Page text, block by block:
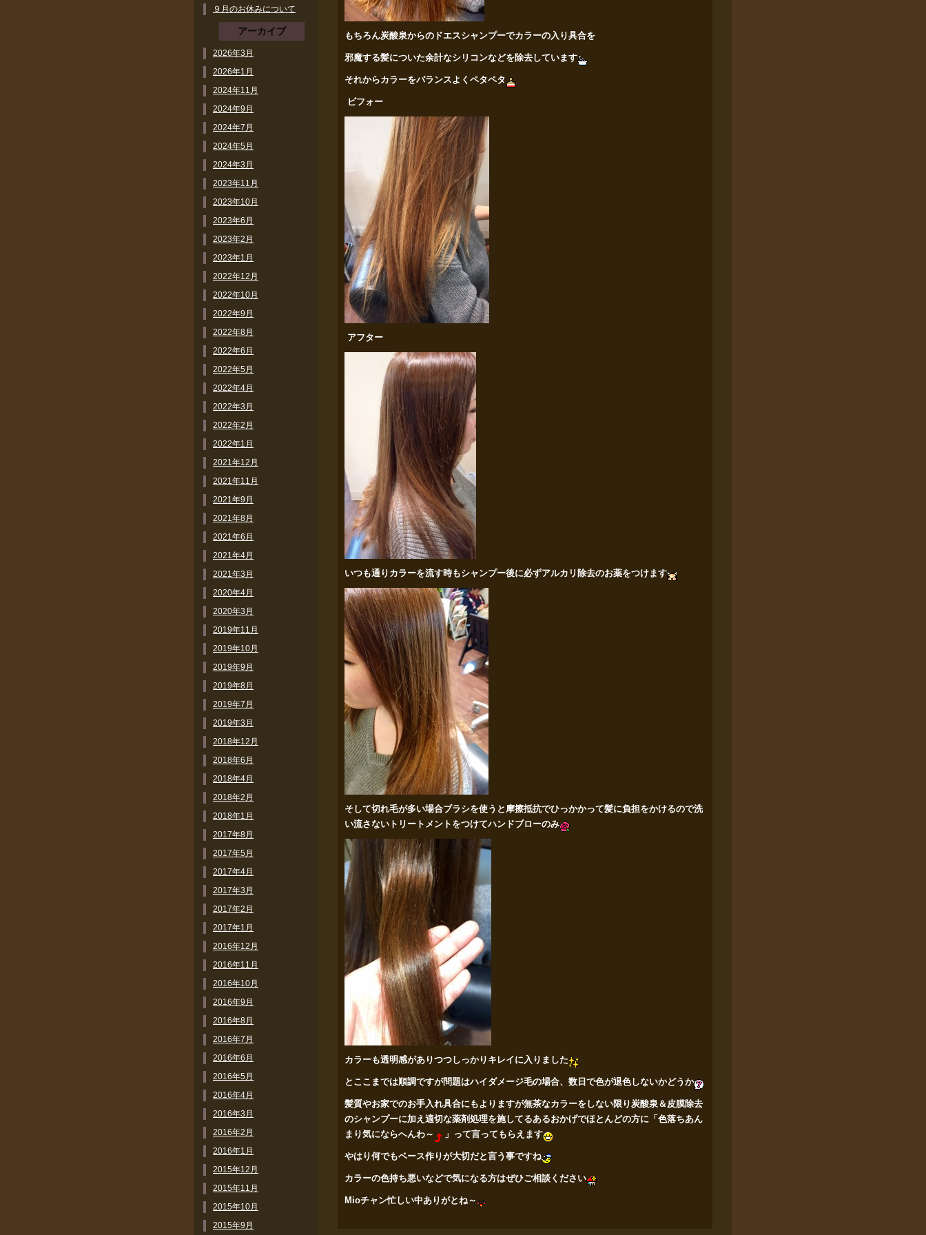
９月のお休みについて
アーカイブ
2026年3月
2026年1月
2024年11月
2024年9月
2024年7月
2024年5月
2024年3月
2023年11月
2023年10月
2023年6月
2023年2月
2023年1月
2022年12月
2022年10月
2022年9月
2022年8月
2022年6月
2022年5月
2022年4月
2022年3月
2022年2月
2022年1月
2021年12月
2021年11月
2021年9月
2021年8月
2021年6月
2021年4月
2021年3月
2020年4月
2020年3月
2019年11月
2019年10月
2019年9月
2019年8月
2019年7月
2019年3月
2018年12月
2018年6月
2018年4月
2018年2月
2018年1月
2017年8月
2017年5月
2017年4月
2017年3月
2017年2月
2017年1月
2016年12月
2016年11月
2016年10月
2016年9月
2016年8月
2016年7月
2016年6月
2016年5月
2016年4月
2016年3月
2016年2月
2016年1月
2015年12月
2015年11月
2015年10月
2015年9月
もちろん炭酸泉からのドエスシャンプーでカラーの入り具合を
邪魔する髪についた余計なシリコンなどを除去しています
それからカラーをバランスよくペタペタ
ビフォー
アフター
いつも通りカラーを流す時もシャンプー後に必ずアルカリ除去のお薬をつけます
そして切れ毛が多い場合ブラシを使うと摩擦抵抗でひっかかって髪に負担をかけるので洗
い流さないトリートメントをつけてハンドブローのみ
カラーも透明感がありつつしっかりキレイに入りました
とここまでは順調ですが問題はハイダメージ毛の場合、 数日で色が退色しないかどうか
髪質やお家でのお手入れ具合にもよりますが無茶なカラーをしない限り炭酸泉＆皮膜除去
のシャンプーに加え適切な薬剤処理を施してるあるおかげでほとんどの方に「色落ちあん
まり気にならへんわ～
」って言ってもらえます
やはり何でもベース作りが大切だと言う事ですね
カラーの色持ち悪いなどで気になる方はぜひご相談ください
Mioチャン忙しい中ありがとね～